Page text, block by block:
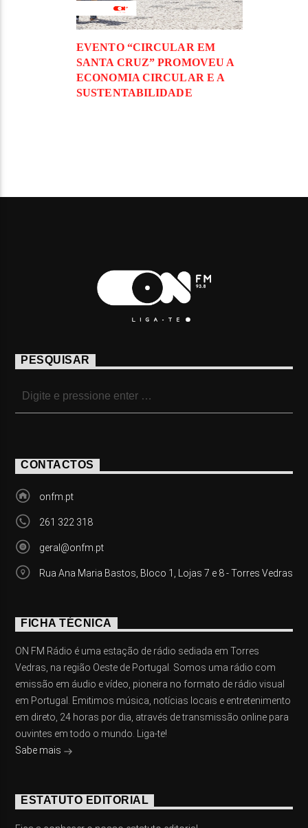
EVENTO “CIRCULAR EM
SANTA CRUZ” PROMOVEU A
ECONOMIA CIRCULAR E A
SUSTENTABILIDADE
PESQUISAR
CONTACTOS
onfm.pt
261 322 318
geral@onfm.pt
Rua Ana Maria Bastos, Bloco 1, Lojas 7 e 8 - Torres Vedras
FICHA TÉCNICA
ON FM Rádio é uma estação de rádio sediada em Torres
Vedras, na região Oeste de Portugal. Somos uma rádio com
emissão em áudio e vídeo, pioneira no formato de rádio visual
em Portugal. Emitimos música, notícias locais e entretenimento
em direto, 24 horas por dia, através de transmissão online para
ouvintes em todo o mundo. Liga-te!
Sabe mais
ESTATUTO EDITORIAL